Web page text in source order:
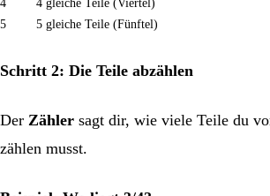
4
4 gleiche Teile (Viertel)
5
5 gleiche Teile (Fünftel)
Schritt 2: Die Teile abzählen
Der Zähler sagt dir, wie viele Teile du
zählen musst.